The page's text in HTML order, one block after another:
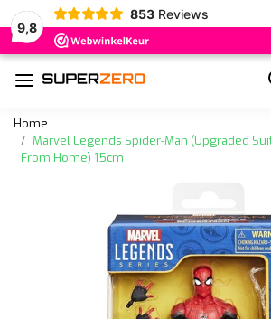
9,8
853 Reviews
Home
Marvel Legends Spider-Man (Upgraded
From Home) 15cm